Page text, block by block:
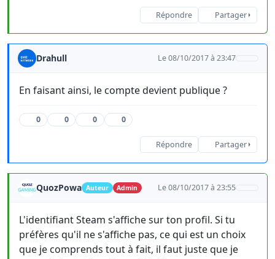
Répondre Partager
Drahull Le 08/10/2017 à 23:47
En faisant ainsi, le compte devient publique ?
0 0 0 0
Répondre Partager
QuozPowa Auteur Admin Le 08/10/2017 à 23:55
L'identifiant Steam s'affiche sur ton profil. Si tu
préfères qu'il ne s'affiche pas, ce qui est un choix
que je comprends tout à fait, il faut juste que je